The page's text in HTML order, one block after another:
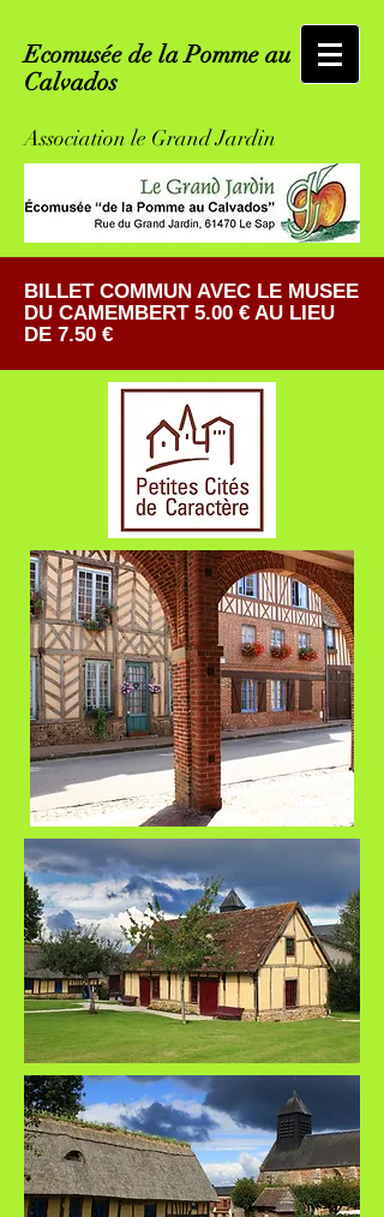
Ecomusée de la Pomme au
Calvados
Association le Grand Jardin
BILLET COMMUN AVEC LE MUSEE
DU CAMEMBERT 5.00 € AU LIEU
DE 7.50 €